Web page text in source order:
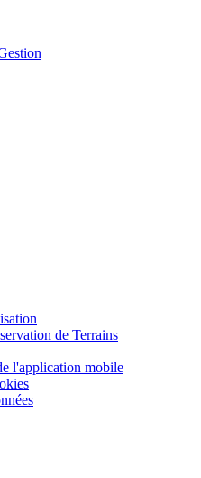
de Terrains
l'application mobile